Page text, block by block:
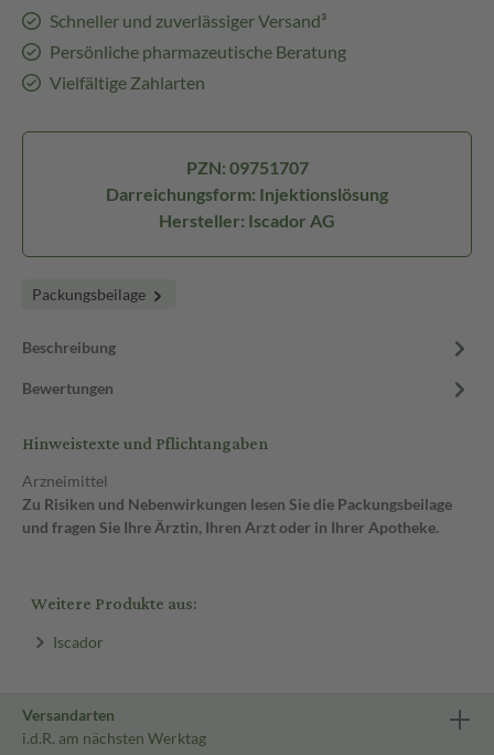
Schneller und zuverlässiger Versand³
Persönliche pharmazeutische Beratung
Vielfältige Zahlarten
PZN: 09751707
Darreichungsform: Injektionslösung
Hersteller: Iscador AG
Packungsbeilage
Beschreibung
Bewertungen
Hinweistexte und Pflichtangaben
Arzneimittel
Zu Risiken und Nebenwirkungen lesen Sie die Packungsbeilage
und fragen Sie Ihre Ärztin, Ihren Arzt oder in Ihrer Apotheke.
Weitere Produkte aus:
Iscador
Versandarten
i.d.R. am nächsten Werktag